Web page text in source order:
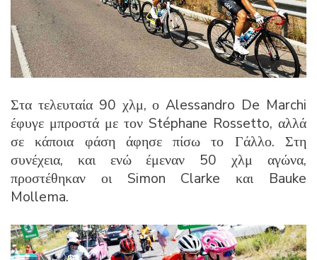
Στα τελευταία 90 χλμ, ο Alessandro De Marchi
έφυγε μπροστά με τον Stéphane Rossetto, αλλά
σε κάποια φάση άφησε πίσω το Γάλλο. Στη
συνέχεια, και ενώ έμεναν 50 χλμ αγώνα,
προστέθηκαν οι Simon Clarke και Bauke
Mollema.